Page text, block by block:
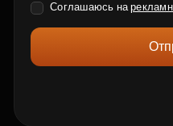
Соглашаюсь на